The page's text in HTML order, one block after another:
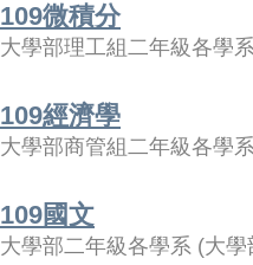
109微積分
大學部理工組二年級各學
109經濟學
大學部商管組二年級各學
109國文
大學部二年級各學系 (大學